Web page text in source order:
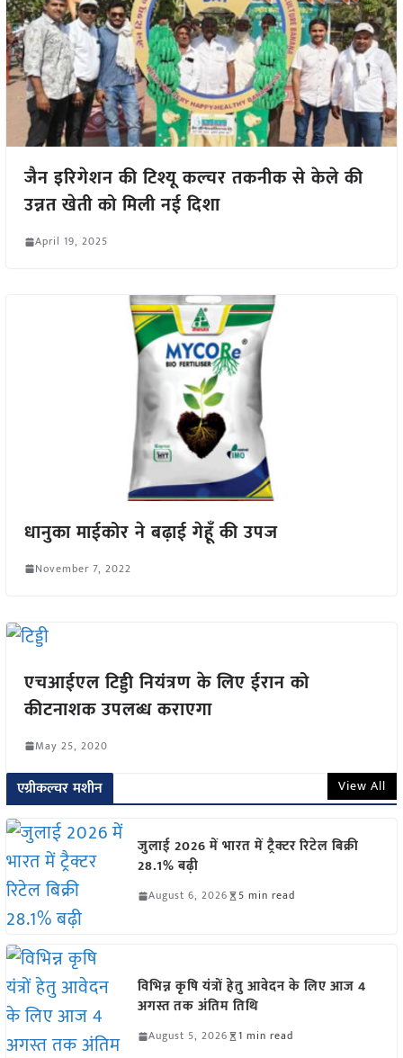
जैन इरिगेशन की टिश्यू कल्चर तकनीक से केले की
उन्नत खेती को मिली नई दिशा
April 19, 2025
धानुका माईकोर ने बढ़ाई गेहूँ की उपज
November 7, 2022
एचआईएल टिड्डी नियंत्रण के लिए ईरान को
कीटनाशक उपलब्ध कराएगा
May 25, 2020
एग्रीकल्चर मशीन View All
जुलाई 2026 में भारत में ट्रैक्टर रिटेल बिक्री
28.1% बढ़ी
August 6, 2026 5 min read
विभिन्न कृषि यंत्रों हेतु आवेदन के लिए आज 4
अगस्त तक अंतिम तिथि
August 5, 2026 1 min read